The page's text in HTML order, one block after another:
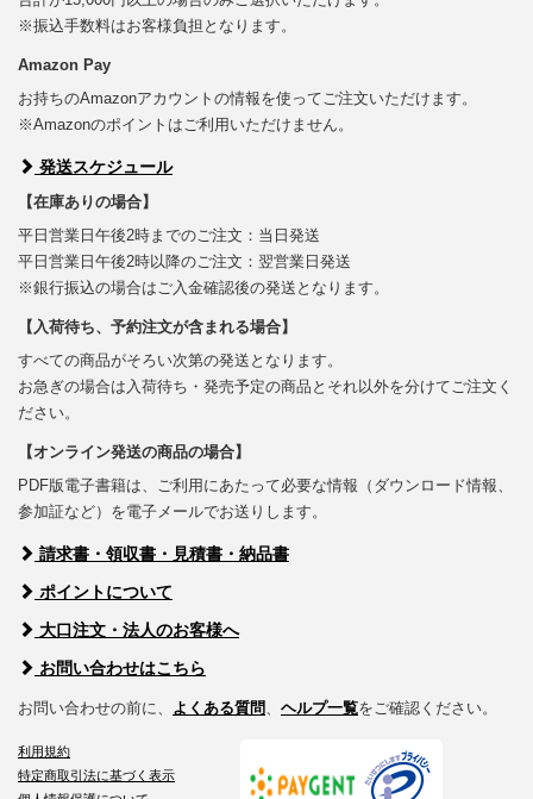
※振込手数料はお客様負担となります。
Amazon Pay
お持ちのAmazonアカウントの情報を使ってご注文いただけます。
※Amazonのポイントはご利用いただけません。
発送スケジュール
【在庫ありの場合】
平日営業日午後2時までのご注文：当日発送
平日営業日午後2時以降のご注文：翌営業日発送
※銀行振込の場合はご入金確認後の発送となります。
【入荷待ち、予約注文が含まれる場合】
すべての商品がそろい次第の発送となります。
お急ぎの場合は入荷待ち・発売予定の商品とそれ以外を分けてご注文く
ださい。
【オンライン発送の商品の場合】
PDF版電子書籍は、ご利用にあたって必要な情報（ダウンロード情報、
参加証など）を電子メールでお送りします。
請求書・領収書・見積書・納品書
ポイントについて
大口注文・法人のお客様へ
お問い合わせはこちら
お問い合わせの前に、 よくある質問 ヘルプ一覧をご確認ください。
利用規約
特定商取引法に基づく表示